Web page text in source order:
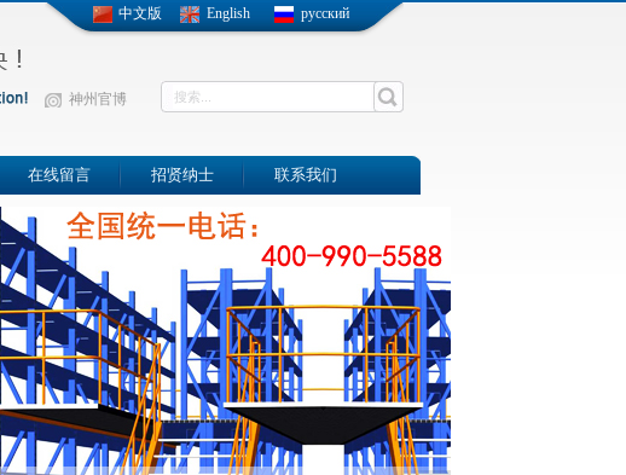
中文版 English русский
神州官博
在线留言 招贤纳士 联系我们